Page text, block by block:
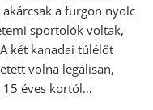
a furgon nyolc
sportolók voltak,
két kanadai túlélőt
volna legálisan,
15 éves kortól…